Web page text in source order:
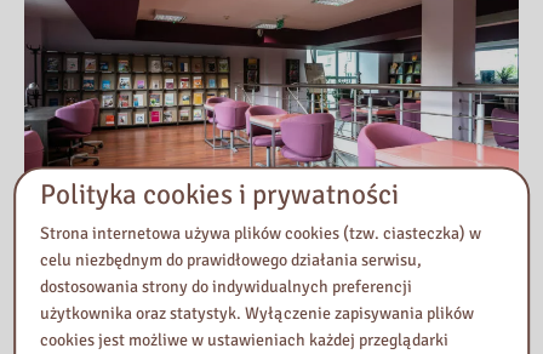
Przeczytaj
Polityka cookies i prywatności
Strona internetowa używa plików cookies (tzw. ciasteczka) w
celu niezbędnym do prawidłowego działania serwisu,
dostosowania strony do indywidualnych preferencji
użytkownika oraz statystyk. Wyłączenie zapisywania plików
cookies jest możliwe w ustawieniach każdej przeglądarki